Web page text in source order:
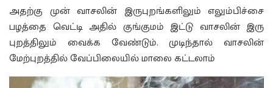
அதற்கு முன் வாசலின் இருபுறங்களிலும் எலும்பிச்சை
பழத்தை வெட்டி அதில் குங்குமம் இட்டு வாசலின் இரு
புறத்திலும் வைக்க வேண்டும். முடிந்தால் வாசலின்
மேற்புறத்தில் வேப்பிலையில் மாலை கட்டலாம்